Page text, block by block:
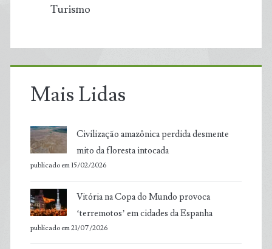
Turismo
Mais Lidas
Civilização amazônica perdida desmente
mito da floresta intocada
publicado em 15/02/2026
Vitória na Copa do Mundo provoca
‘terremotos’ em cidades da Espanha
publicado em 21/07/2026